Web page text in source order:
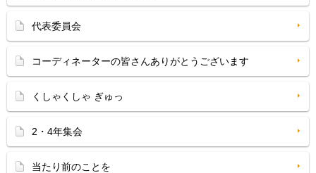
代表委員会
コーディネーターの皆さんありがとうございます
くしゃくしゃ ぎゅっ
2・4年集会
当たり前のことを